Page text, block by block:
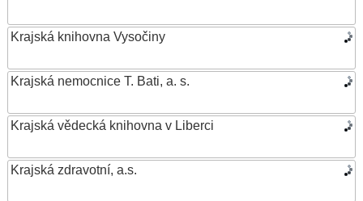
Krajská knihovna Vysočiny
Krajská nemocnice T. Bati, a. s.
Krajská vědecká knihovna v Liberci
Krajská zdravotní, a.s.